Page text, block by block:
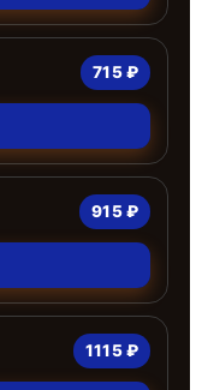
715 ₽
915 ₽
1115 ₽